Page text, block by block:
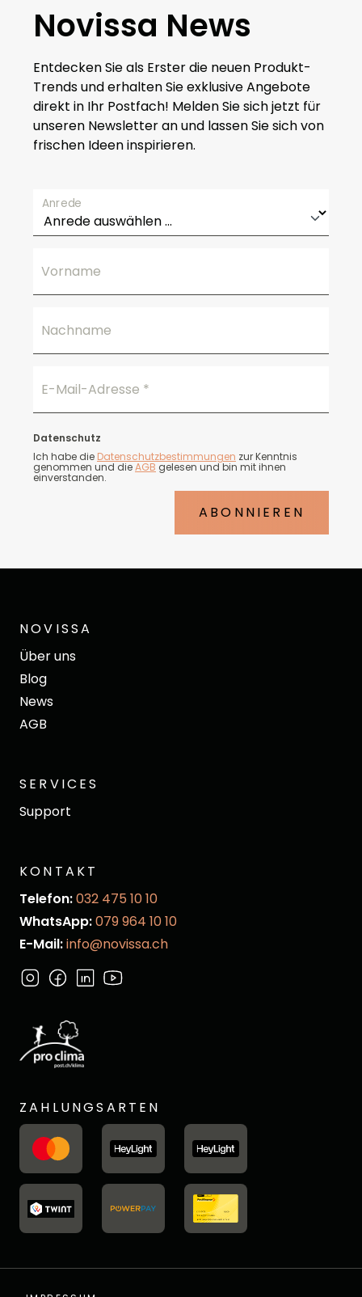
Novissa News
Entdecken Sie als Erster die neuen Produkt-
Trends und erhalten Sie exklusive Angebote
direkt in Ihr Postfach! Melden Sie sich jetzt für
unseren Newsletter an und lassen Sie sich von
frischen Ideen inspirieren.
Anrede
Vorname
Nachname
E-Mail-Adresse *
Datenschutz
Ich habe die Datenschutzbestimmungen zur Kenntnis
genommen und dieAGB gelesen und bin mit ihnen
einverstanden.
ABONNIEREN
NOVISSA
Über uns
Blog
News
AGB
SERVICES
Support
KONTAKT
Telefon:032 475 10 10
WhatsApp:079 964 10 10
E-Mail:info@novissa.ch
ZAHLUNGSARTEN